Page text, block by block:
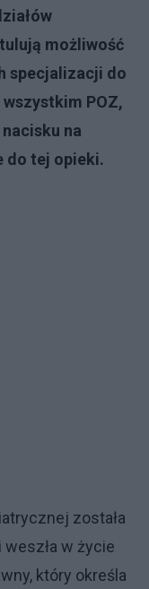
możliwość
specjalizacji do
POZ,
na
do tej opieki.
została
w życie
który określa